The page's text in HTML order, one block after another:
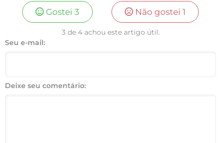
Gostei 3 Não gostei1
3 de 4 achou este artigo útil.
Seu e-mail:
Deixe seu comentário: